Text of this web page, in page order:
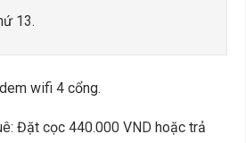
13.
wifi 4 cổng.
Đặt cọc 440.000 VND hoặc trả